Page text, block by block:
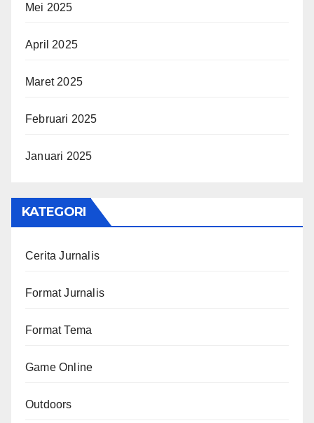
Mei 2025
April 2025
Maret 2025
Februari 2025
Januari 2025
KATEGORI
Cerita Jurnalis
Format Jurnalis
Format Tema
Game Online
Outdoors